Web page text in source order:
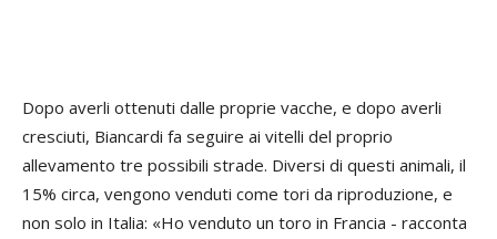
Dopo averli ottenuti dalle proprie vacche, e dopo averli
cresciuti, Biancardi fa seguire ai vitelli del proprio
allevamento tre possibili strade. Diversi di questi animali, il
15% circa, vengono venduti come tori da riproduzione, e
non solo in Italia: «Ho venduto un toro in Francia - racconta